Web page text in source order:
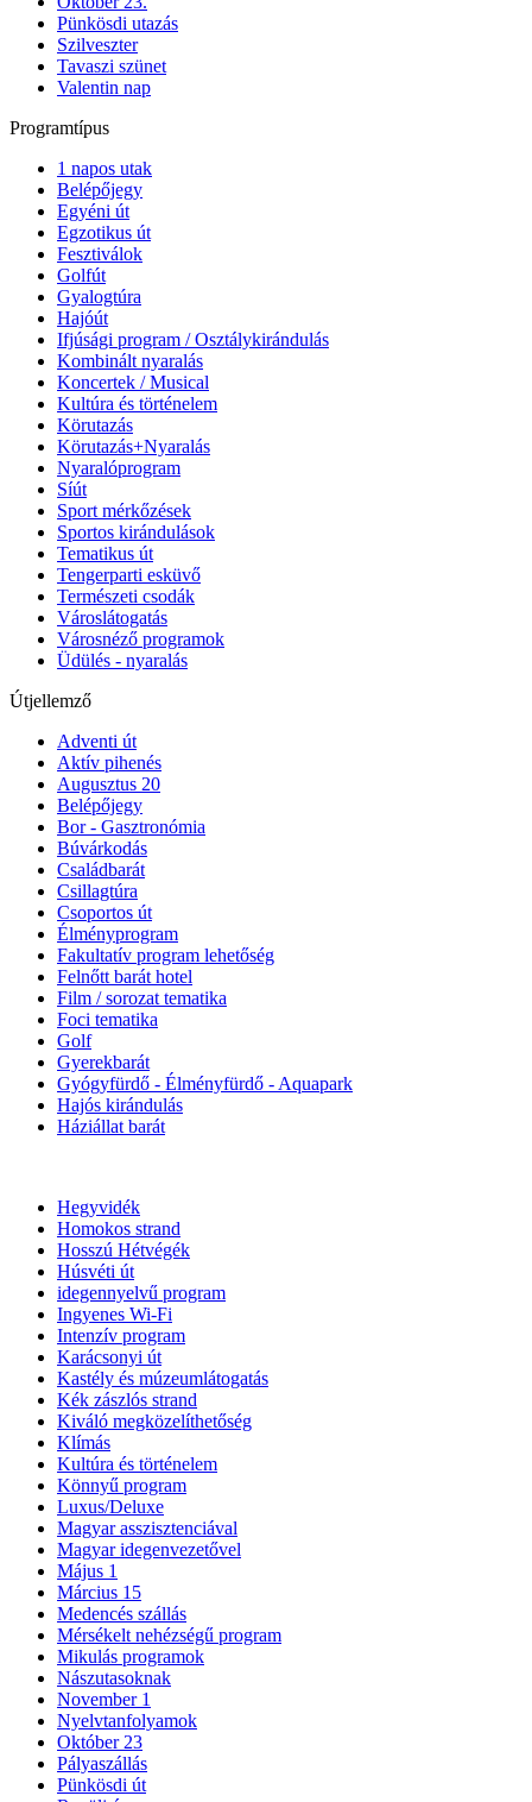
Pünkösdi utazás
Szilveszter
Tavaszi szünet
Valentin nap
Programtípus
1 napos utak
Belépőjegy
Egyéni út
Egzotikus út
Fesztiválok
Golfút
Gyalogtúra
Hajóút
Ifjúsági program / Osztálykirándulás
Kombinált nyaralás
Koncertek / Musical
Kultúra és történelem
Körutazás
Körutazás+Nyaralás
Nyaralóprogram
Síút
Sport mérkőzések
Sportos kirándulások
Tematikus út
Tengerparti esküvő
Természeti csodák
Városlátogatás
Városnéző programok
Üdülés - nyaralás
Útjellemző
Adventi út
Aktív pihenés
Augusztus 20
Belépőjegy
Bor - Gasztronómia
Búvárkodás
Családbarát
Csillagtúra
Csoportos út
Élményprogram
Fakultatív program lehetőség
Felnőtt barát hotel
Film / sorozat tematika
Foci tematika
Golf
Gyerekbarát
Gyógyfürdő - Élményfürdő - Aquapark
Hajós kirándulás
Háziállat barát
Hegyvidék
Homokos strand
Hosszú Hétvégék
Húsvéti út
idegennyelvű program
Ingyenes Wi-Fi
Intenzív program
Karácsonyi út
Kastély és múzeumlátogatás
Kék zászlós strand
Kiváló megközelíthetőség
Klímás
Kultúra és történelem
Könnyű program
Luxus/Deluxe
Magyar asszisztenciával
Magyar idegenvezetővel
Május 1
Március 15
Medencés szállás
Mérsékelt nehézségű program
Mikulás programok
Nászutasoknak
November 1
Nyelvtanfolyamok
Október 23
Pályaszállás
Pünkösdi út